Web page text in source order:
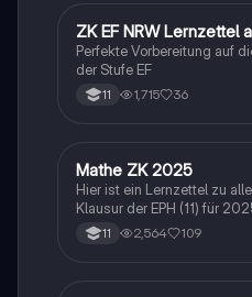
Beispielen und Schritt-für-
Mathe
ZK EF NRW Lernzettel
Perfekte Vorbereitung auf
der Stufe EF
11 1,715 36
Mathe
Mathe ZK 2025
Hier ist ein Lernzettel zu
Klausur der EPH (11) für
Vektoren
11 2,564 109